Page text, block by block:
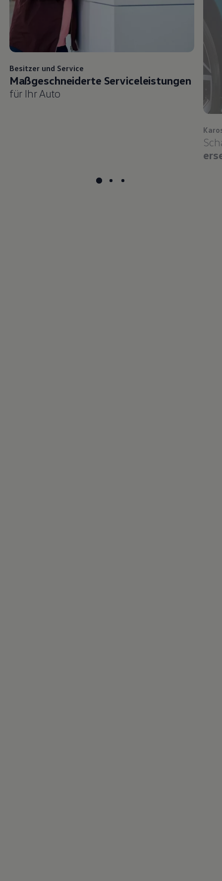
Besitzer und Service
Maßgeschneiderte Serviceleistungen
für Ihr Auto